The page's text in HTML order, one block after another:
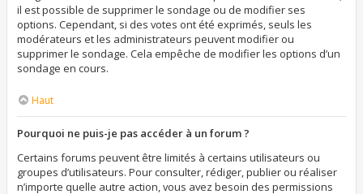
il est possible de supprimer le sondage ou de modifier ses
options. Cependant, si des votes ont été exprimés, seuls les
modérateurs et les administrateurs peuvent modifier ou
supprimer le sondage. Cela empêche de modifier les options d’un
sondage en cours.
Haut
Pourquoi ne puis-je pas accéder à un forum ?
Certains forums peuvent être limités à certains utilisateurs ou
groupes d’utilisateurs. Pour consulter, rédiger, publier ou réaliser
n’importe quelle autre action, vous avez besoin des permissions